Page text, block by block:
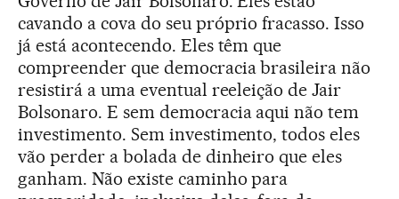
cavando a cova do seu próprio fracasso. Isso
já está acontecendo. Eles têm que
compreender que democracia brasileira não
resistirá a uma eventual reeleição de Jair
Bolsonaro. E sem democracia aqui não tem
investimento. Sem investimento, todos eles
vão perder a bolada de dinheiro que eles
ganham. Não existe caminho para